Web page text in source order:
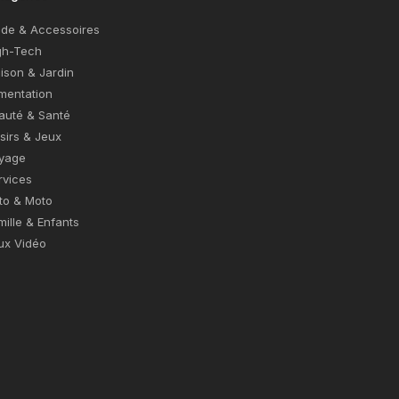
& Accessoires
Tech
& Jardin
& Santé
& Jeux
& Moto
& Enfants
Vidéo